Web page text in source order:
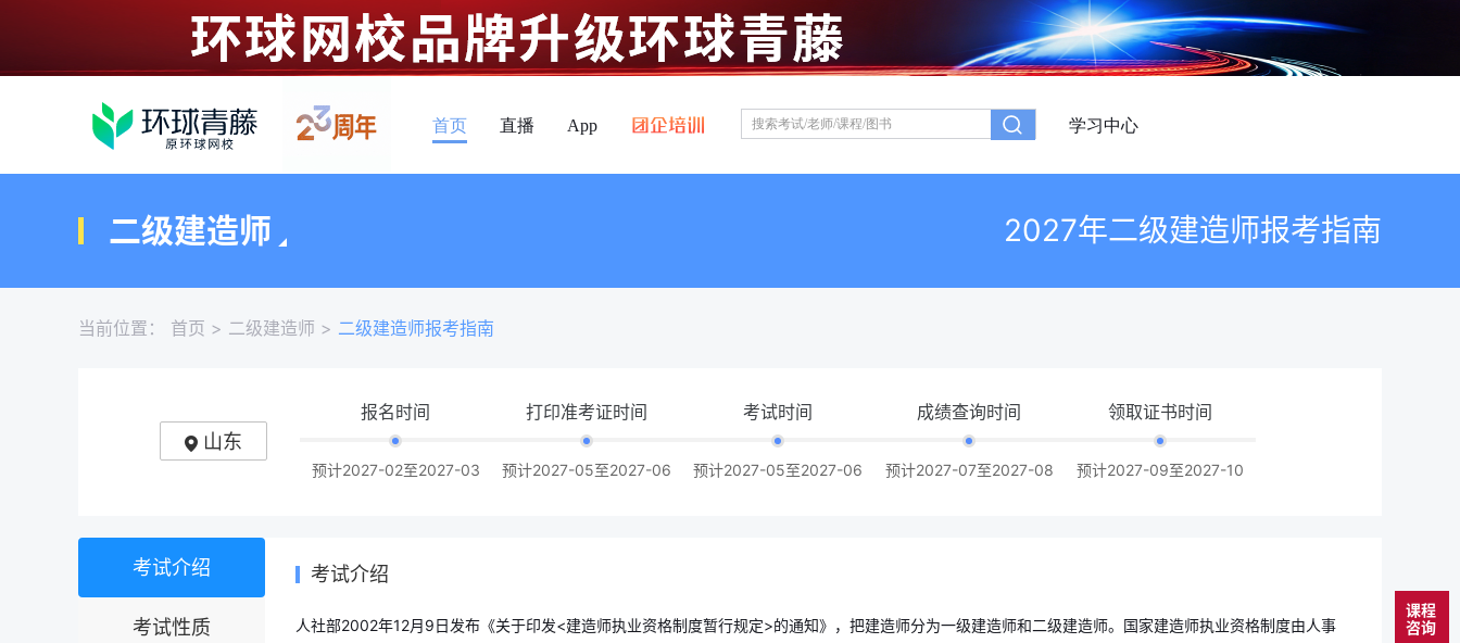
首页 直播 App 学习中心
二级建造师 2027年二级建造师报考指南
当前位置： 首页 > 二级建造师 > 二级建造师报考指南
山东
报名时间
预计2027-02至2027-03
打印准考证时间
预计2027-05至2027-06
考试时间
预计2027-05至2027-06
成绩查询时间
预计2027-07至2027-08
领取证书时间
预计2027-09至2027-10
考试介绍
考试性质
考试介绍
人社部2002年12月9日发布《关于印发<建造师执业资格制度暂行规定>的通知》，把建造师分为一级建造师和二级建造师。国家建造师执业资格制度由人事
课程
咨询